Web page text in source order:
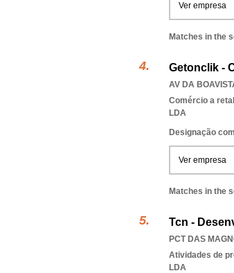
Ver empresa
Matches in the
Getonclik -
AV DA
Comércio a
LDA
Designação
Ver empresa
Matches in the
Tcn -
PCT DAS
Atividades de
LDA